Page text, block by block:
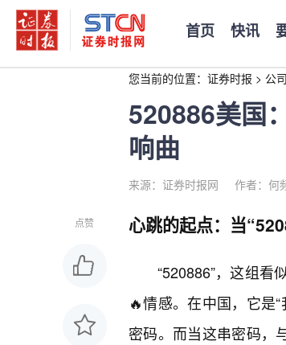
首页 快讯
您当前的位置： 证券时报 > 公司
520886美国
响曲
来源：证券时报网 作者：何
点赞 心跳的起点：当
“520886”，这组看
🔥情感。在中国，它是
密码。而当这串密码，